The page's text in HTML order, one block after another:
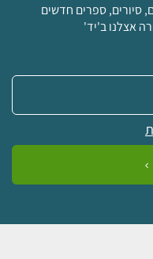
סיורים, ספרים חדשים
אצלנו ב'יד'